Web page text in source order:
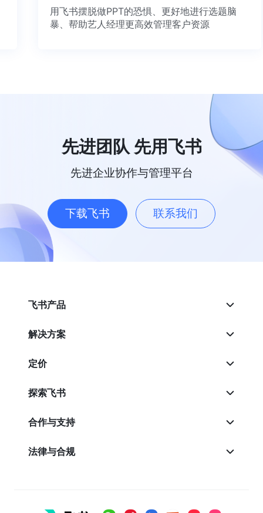
用飞书摆脱做PPT的恐惧、更好地进行选题脑
暴、帮助艺人经理更高效管理客户资源
先进团队 先用飞书
先进企业协作与管理平台
下载飞书 联系我们
飞书产品
解决方案
定价
探索飞书
合作与支持
法律与合规